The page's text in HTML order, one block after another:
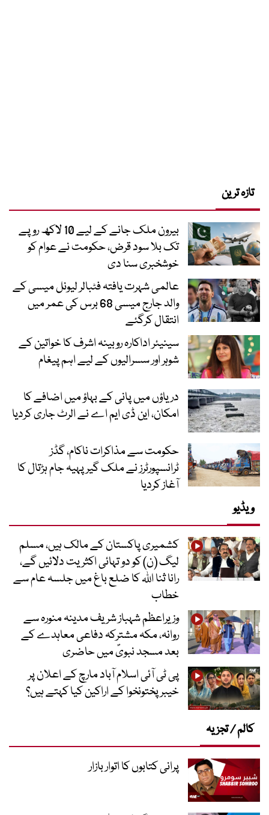
تازہ ترین
بیرون ملک جانے کے لیے 10 لاکھ روپے
تک بلا سود قرض، حکومت نے عوام کو
خوشخبری سنا دی
عالمی شہرت یافتہ فٹبالر لیونل میسی کے
والد جارج میسی 68 برس کی عمر میں
انتقال کرگئے
سینیئر اداکارہ روبینہ اشرف کا خواتین کے
شوہر اور سسرالیوں کے لیے اہم پیغام
دریاؤں میں پانی کے بہاؤ میں اضافے کا
امکان، این ڈی ایم اے نے الرٹ جاری کردیا
حکومت سے مذاکرات ناکام، گڈز
ٹرانسپورٹرز نے ملک گیر پہیہ جام ہڑتال کا
آغاز کردیا
ویڈیو
کشمیری پاکستان کے مالک ہیں، مسلم
لیگ (ن) کو دو تہائی اکثریت دلائیں گے،
رانا ثنا اللہ کا ضلع باغ میں جلسہ عام سے
خطاب
وزیراعظم شہباز شریف مدینہ منورہ سے
روانہ، مکہ مشترکہ دفاعی معاہدے کے
بعد مسجد نبویؐ میں حاضری
پی ٹی آئی اسلام آباد مارچ کے اعلان پر
خیبر پختونخوا کے اراکین کیا کہتے ہیں؟
کالم / تجزیہ
پرانی کتابوں کا اتوار بازار